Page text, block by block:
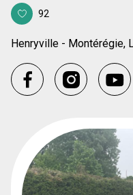
92
Henryville - Montérégie,